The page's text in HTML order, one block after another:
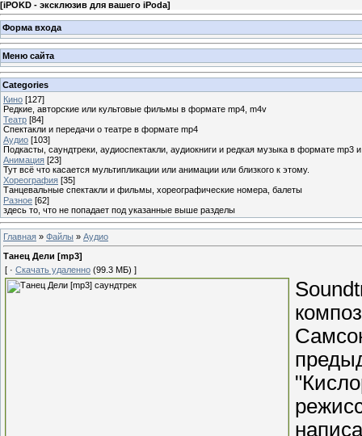
[iPOKD - эксклюзив для вашего iPoda]
Форма входа
Меню сайта
Categories
Кино [127]
Редкие, авторские или культовые фильмы в формате mp4, m4v
Театр [84]
Спектакли и передачи о театре в формате mp4
Аудио [103]
Подкасты, саундтреки, аудиоспектакли, аудиокниги и редкая музыка в формате mp3
Анимация [23]
Тут всё что касается мультипликации или анимации или близкого к этому.
Хореография [35]
Танцевальные спектакли и фильмы, хореографические номера, балеты
Разное [62]
здесь то, что не попадает под указанные выше разделы
Главная » Файлы » Аудио
Танец Дели [mp3]
[ · Скачать удаленно (99.3 МБ) ]